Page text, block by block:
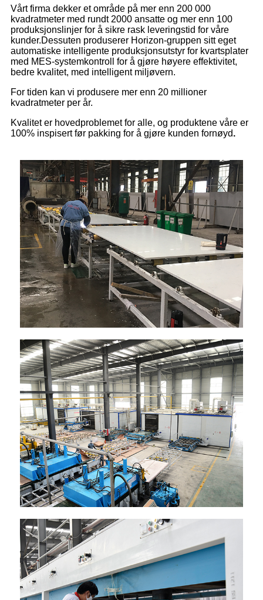
Vårt firma dekker et område på mer enn 200 000
kvadratmeter med rundt 2000 ansatte og mer enn 100
produksjonslinjer for å sikre rask leveringstid for våre
kunder.Dessuten produserer Horizon-gruppen sitt eget
automatiske intelligente produksjonsutstyr for kvartsplater
med MES-systemkontroll for å gjøre høyere effektivitet,
bedre kvalitet, med intelligent miljøvern.
For tiden kan vi produsere mer enn 20 millioner
kvadratmeter per år.
Kvalitet er hovedproblemet for alle, og produktene våre er
100% inspisert før pakking for å gjøre kunden fornøyd.